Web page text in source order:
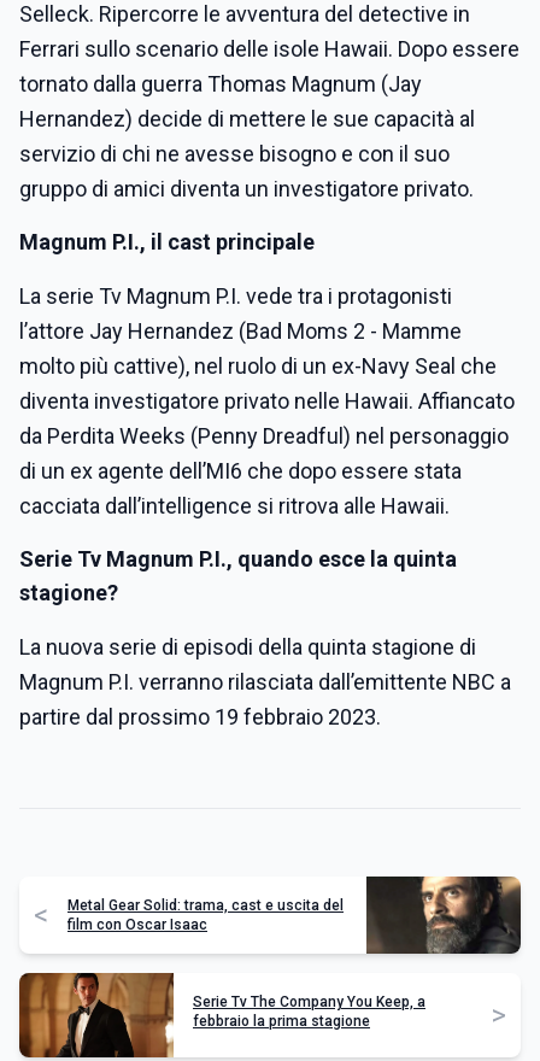
Selleck. Ripercorre le avventura del detective in
Ferrari sullo scenario delle isole Hawaii. Dopo essere
tornato dalla guerra Thomas Magnum (Jay
Hernandez) decide di mettere le sue capacità al
servizio di chi ne avesse bisogno e con il suo
gruppo di amici diventa un investigatore privato.
Magnum P.I., il cast principale
La serie Tv Magnum P.I. vede tra i protagonisti
l’attore Jay Hernandez (Bad Moms 2 - Mamme
molto più cattive), nel ruolo di un ex-Navy Seal che
diventa investigatore privato nelle Hawaii. Affiancato
da Perdita Weeks (Penny Dreadful) nel personaggio
di un ex agente dell’MI6 che dopo essere stata
cacciata dall’intelligence si ritrova alle Hawaii.
Serie Tv Magnum P.I., quando esce la quinta
stagione?
La nuova serie di episodi della quinta stagione di
Magnum P.I. verranno rilasciata dall’emittente NBC a
partire dal prossimo 19 febbraio 2023.
<
Metal Gear Solid: trama, cast e uscita del
film con Oscar Isaac
Serie Tv The Company You Keep, a
febbraio la prima stagione
>